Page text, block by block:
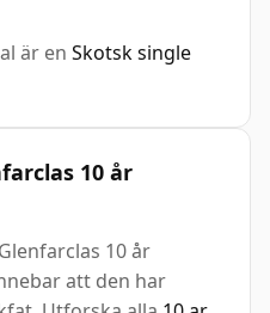
är en Skotsk single
10 år
10 år
att den har